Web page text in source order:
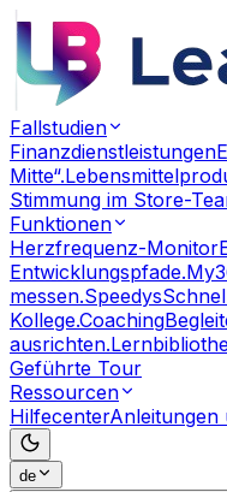
Fallstudien
Finanzdienstleistungen
Mitte“.
Stimmung im Store-
Funktionen
Herzfrequenz-Monitor
Entwicklungspfade.
messen.Speedys
Kollege.Coaching
ausrichten.
Geführte Tour
Ressourcen
HilfecenterAnleitungen
de